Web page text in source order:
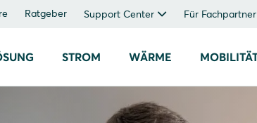
Ratgeber Support Center Für Fachpartner
STROM WÄRME